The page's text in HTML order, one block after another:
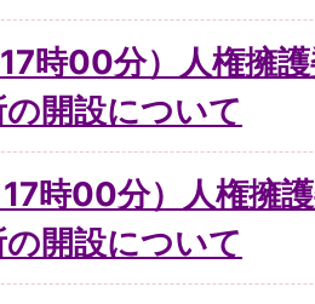
17時00分）人権擁
開設について
17時00分）人権擁
開設について